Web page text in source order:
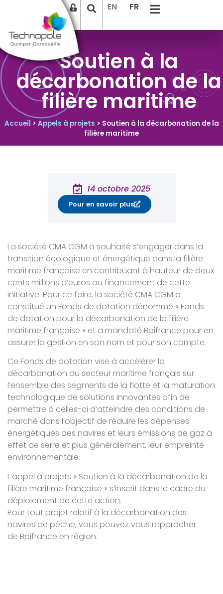
EN FR
Soutien à la
décarbonation de la
filière maritime
Accueil > Appels à projets > Soutien à la décarbonation de la
filière maritime
14 octobre 2025
Pour en savoir plus
La société CMA CGM a souhaité s’engager dans la
transition écologique et énergétique dans la filière
maritime française en contribuant à hauteur de deux
cents millions d’euros au financement de cette
initiative. Pour ce faire, la société CMA CGM a
constitué un Fonds de dotation dénommé « Fonds
de dotation pour la décarbonation de la filière
maritime française » et a mandaté Bpifrance pour en
assurer la gestion en son nom et pour son compte.
Ce Fonds de dotation vise à accélérer la
décarbonation du secteur maritime français sur
l’ensemble des segments de la flotte et la maturation
technologique de solutions innovantes afin de
permettre à celles-ci d’atteindre des conditions de
marché dans l’objectif de réduire les dépenses
énergétiques des navires et leurs émissions de gaz à
effet de serre et plus généralement, leur empreinte
environnementale.
L’appel à projets « Soutien à la décarbonation de la
filière maritime française » s’inscrit dans le cadre du
déploiement de cette action.
Pour tout projet relatif à la décarbonation des
navires de pêche, vous pouvez vous rapprocher
de Bpifrance en région.